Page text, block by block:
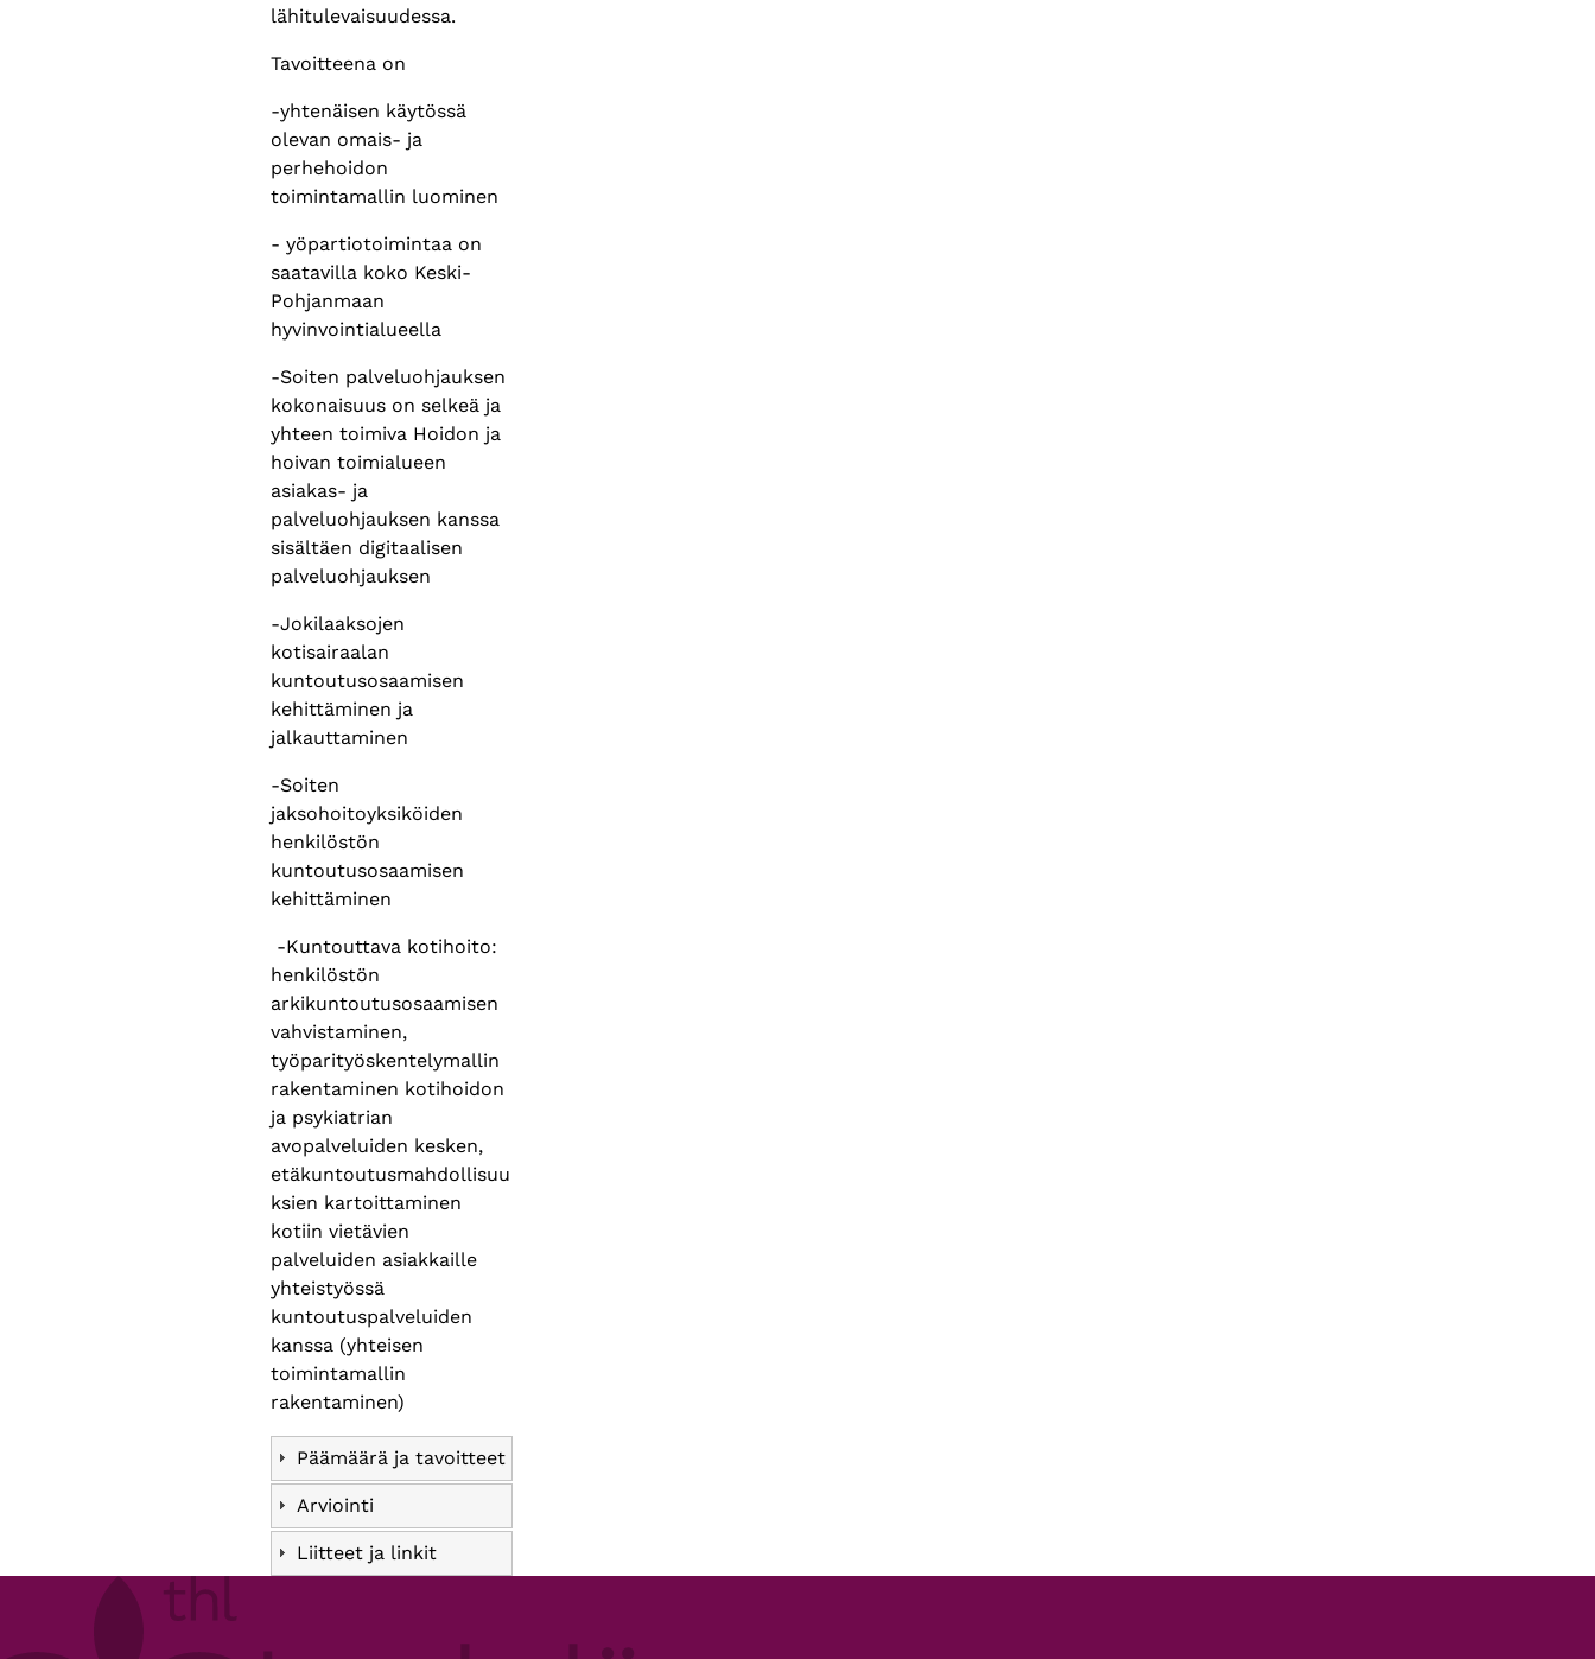
lähitulevaisuudessa.
Tavoitteena on
-yhtenäisen käytössä
olevan omais- ja
perhehoidon
toimintamallin luominen
- yöpartiotoimintaa on
saatavilla koko Keski-
Pohjanmaan
hyvinvointialueella
-Soiten palveluohjauksen
kokonaisuus on selkeä ja
yhteen toimiva Hoidon ja
hoivan toimialueen
asiakas- ja
palveluohjauksen kanssa
sisältäen digitaalisen
palveluohjauksen
-Jokilaaksojen
kotisairaalan
kuntoutusosaamisen
kehittäminen ja
jalkauttaminen
-Soiten
jaksohoitoyksiköiden
henkilöstön
kuntoutusosaamisen
kehittäminen
-Kuntouttava kotihoito:
henkilöstön
arkikuntoutusosaamisen
vahvistaminen,
työparityöskentelymallin
rakentaminen kotihoidon
ja psykiatrian
avopalveluiden kesken,
etäkuntoutusmahdollisuu
ksien kartoittaminen
kotiin vietävien
palveluiden asiakkaille
yhteistyössä
kuntoutuspalveluiden
kanssa (yhteisen
toimintamallin
rakentaminen)
Päämäärä ja tavoitteet
Arviointi
Liitteet ja linkit